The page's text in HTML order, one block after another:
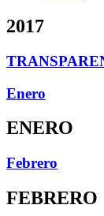
2017
Enero
ENERO
Febrero
FEBRERO